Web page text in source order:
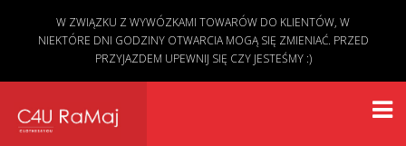
W ZWIĄZKU Z WYWÓZKAMI TOWARÓW DO KLIENTÓW, W
NIEKTÓRE DNI GODZINY OTWARCIA MOGĄ SIĘ ZMIENIAĆ. PRZED
PRZYJAZDEM UPEWNIJ SIĘ CZY JESTEŚMY :)